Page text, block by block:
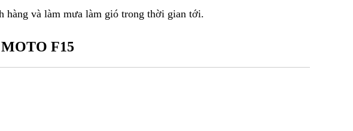
hàng và làm mưa làm gió trong thời gian tới.
F15